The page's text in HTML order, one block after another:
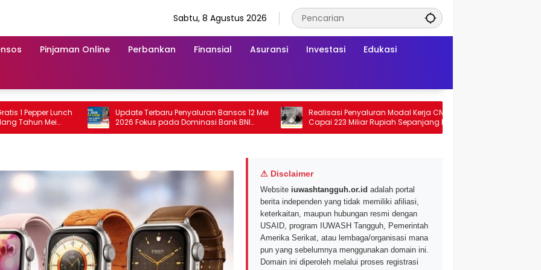
Sabtu, 8 Agustus 2026
Pinjaman Online Perbankan Finansial Asuransi Investasi Edukasi
Lunch
Mei
Update Terbaru Penyaluran Bansos 12 Mei
2026 Fokus pada Dominasi Bank BNI
serta Struk BRI
Realisasi Penyaluran Modal Kerja CNAF
Capai 223 Miliar Rupiah Sepanjang Maret
2026 Ini
⚠ Disclaimer
Website iuwashtangguh.or.id adalah portal
berita independen yang tidak memiliki afiliasi,
keterkaitan, maupun hubungan resmi dengan
USAID, program IUWASH Tangguh, Pemerintah
Amerika Serikat, atau lembaga/organisasi mana
pun yang sebelumnya menggunakan domain ini.
Domain ini diperoleh melalui proses registrasi